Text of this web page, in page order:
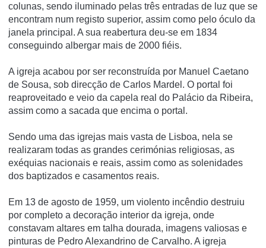
colunas, sendo iluminado pelas três entradas de luz que se
encontram num registo superior, assim como pelo óculo da
janela principal. A sua reabertura deu-se em 1834
conseguindo albergar mais de 2000 fiéis.
A igreja acabou por ser reconstruí­da por Manuel Caetano
de Sousa, sob direcção de Carlos Mardel. O portal foi
reaproveitado e veio da capela real do Palácio da Ribeira,
assim como a sacada que encima o portal.
Sendo uma das igrejas mais vasta de Lisboa, nela se
realizaram todas as grandes cerimónias religiosas, as
exéquias nacionais e reais, assim como as solenidades
dos baptizados e casamentos reais.
Em 13 de agosto de 1959, um violento incêndio destruiu
por completo a decoração interior da igreja, onde
constavam altares em talha dourada, imagens valiosas e
pinturas de Pedro Alexandrino de Carvalho. A igreja